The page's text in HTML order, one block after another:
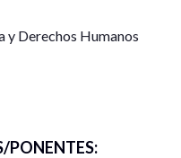
y Derechos Humanos
PONENTES: